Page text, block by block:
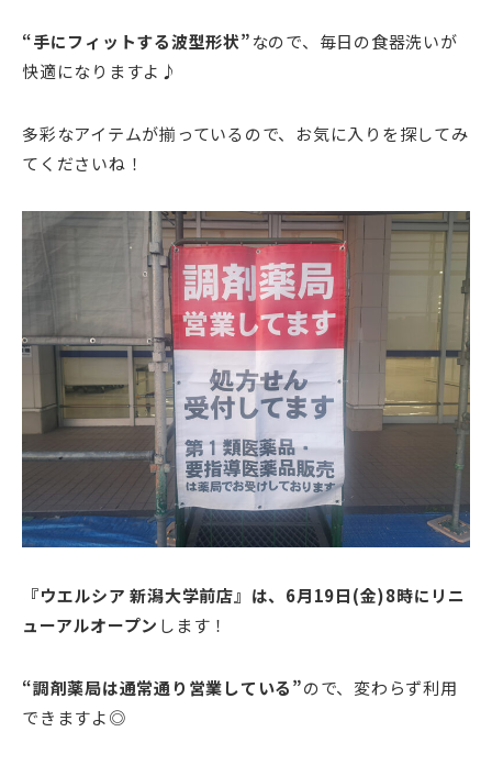
“手にフィットする波型形状”なので、毎日の食器洗いが
快適になりますよ♪
多彩なアイテムが揃っているので、お気に入りを探してみ
てくださいね！
『ウエルシア 新潟大学前店』は、6月19日(金)8時にリニ
ューアルオープン します！
“調剤薬局は通常通り営業している”ので、変わらず利用
できますよ◎